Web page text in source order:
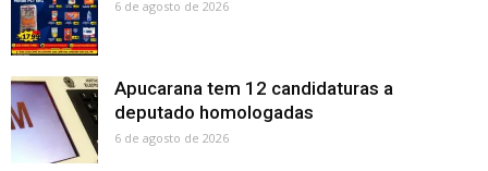
6 de agosto de 2026
Apucarana tem 12 candidaturas a
deputado homologadas
6 de agosto de 2026